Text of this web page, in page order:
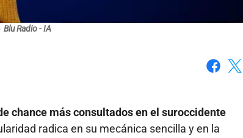
Blu Radio - IA
chance más consultados en el suroccidente
radica en su mecánica sencilla y en la